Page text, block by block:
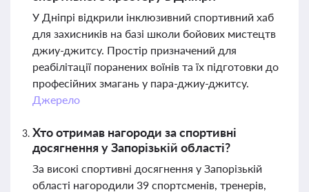
У Дніпрі відкрили інклюзивний спортивний хаб
для захисників на базі школи бойових мистецтв
джиу-джитсу. Простір призначений для
реабілітації поранених воїнів та їх підготовки до
професійних змагань у пара-джиу-джитсу.
Джерело
Хто отримав нагороди за спортивні
досягнення у Запорізькій області?
За високі спортивні досягнення у Запорізькій
області нагородили 39 спортсменів, тренерів,